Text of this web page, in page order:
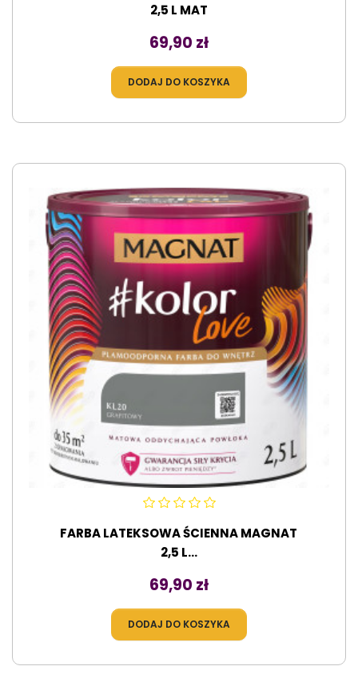
2,5 L MAT
Cena
69,90 zł
DODAJ DO KOSZYKA
FARBA LATEKSOWA ŚCIENNA MAGNAT
2,5 L...
Cena
69,90 zł
DODAJ DO KOSZYKA